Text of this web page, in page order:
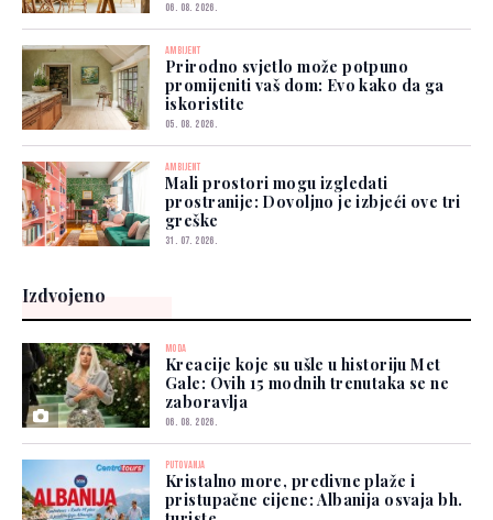
06. 08. 2026.
AMBIJENT
Prirodno svjetlo može potpuno
promijeniti vaš dom: Evo kako da ga
iskoristite
05. 08. 2026.
AMBIJENT
Mali prostori mogu izgledati
prostranije: Dovoljno je izbjeći ove tri
greške
31. 07. 2026.
Izdvojeno
MODA
Kreacije koje su ušle u historiju Met
Gale: Ovih 15 modnih trenutaka se ne
zaboravlja
06. 08. 2026.
PUTOVANJA
Kristalno more, predivne plaže i
pristupačne cijene: Albanija osvaja bh.